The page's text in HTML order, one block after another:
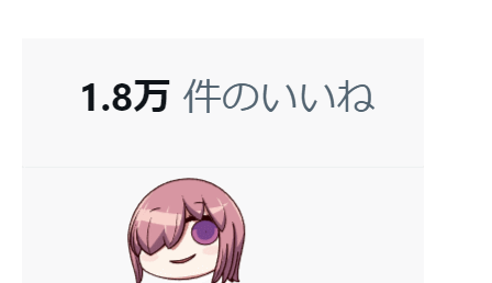
ビジネスと働き方のヒント
企業ITのトレンドを詳説
経営リーダーのコミュニティ
マーケ×ITの今がよく分かる